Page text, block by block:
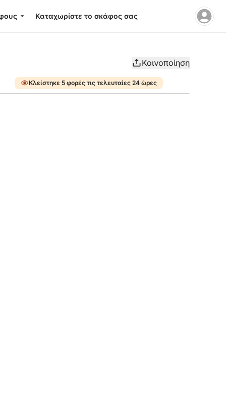
Καταχωρίστε το σκάφος σας
Κοινοποίηση
Κλείστηκε 5 φορές τις τελευταίες 24 ώρες